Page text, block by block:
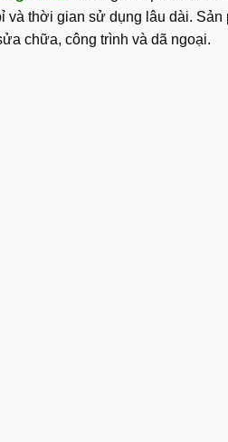
và thời gian sử dụng lâu dài.
chữa, công trình và dã ngoại.